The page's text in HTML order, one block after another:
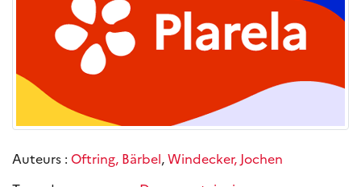
Auteurs : Oftring, Bärbel,Windecker, Jochen